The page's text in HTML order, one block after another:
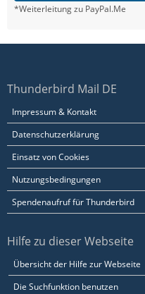
*Weiterleitung zu PayPal.Me
Thunderbird Mail DE
Impressum & Kontakt
Datenschutzerklärung
Einsatz von Cookies
Nutzungsbedingungen
Spendenaufruf für Thunderbird
Hilfe zu dieser Webseite
Übersicht der Hilfe zur Webseite
Die Suchfunktion benutzen